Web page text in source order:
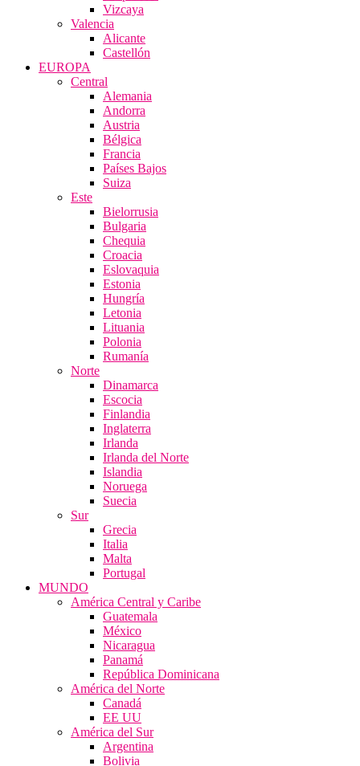
Vizcaya
Valencia
Alicante
Castellón
EUROPA
Central
Alemania
Andorra
Austria
Bélgica
Francia
Países Bajos
Suiza
Este
Bielorrusia
Bulgaria
Chequia
Croacia
Eslovaquia
Estonia
Hungría
Letonia
Lituania
Polonia
Rumanía
Norte
Dinamarca
Escocia
Finlandia
Inglaterra
Irlanda
Irlanda del Norte
Islandia
Noruega
Suecia
Sur
Grecia
Italia
Malta
Portugal
MUNDO
América Central y Caribe
Guatemala
México
Nicaragua
Panamá
República Dominicana
América del Norte
Canadá
EE UU
América del Sur
Argentina
Bolivia